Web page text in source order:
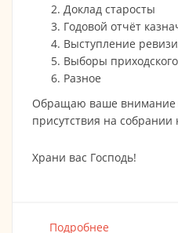
Доклад старосты
Годовой отчёт
Выступление
Выборы
Разное
Обращаю ваше внимание
присутствия на
Храни вас Господь!
Подробнее